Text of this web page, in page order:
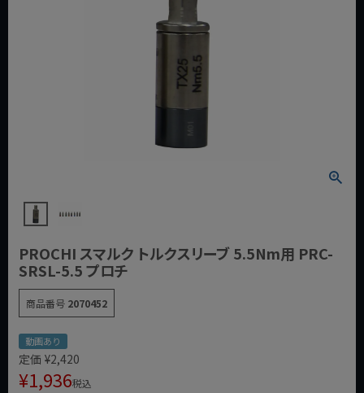
PROCHI スマルク トルクスリーブ 5.5Nm用 PRC-
SRSL-5.5 プロチ
商品番号 2070452
動画あり
定価 ¥2,420
¥1,936税込